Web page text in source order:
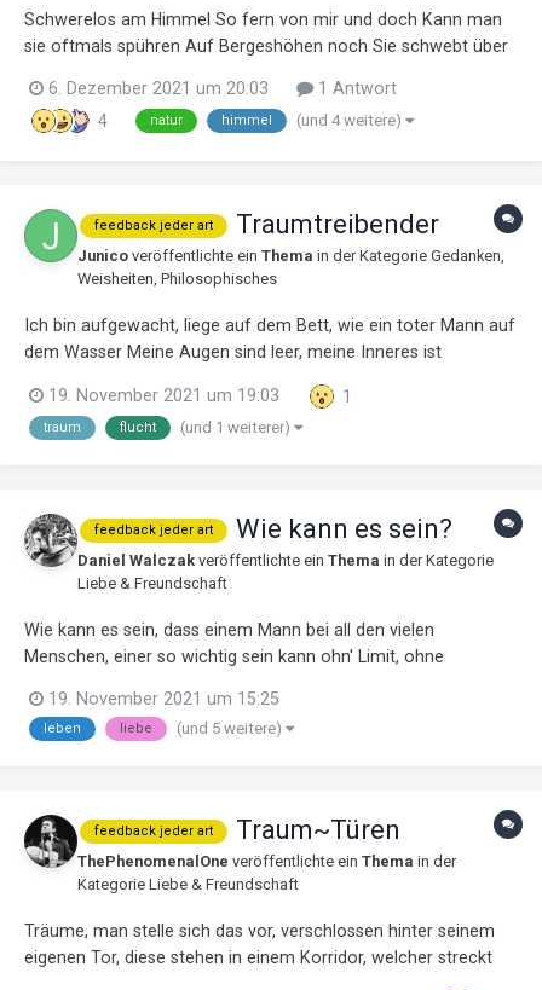
Schwerelos am Himmel So fern von mir und doch Kann man
sie oftmals spühren Auf Bergeshöhen noch Sie schwebt über
Zorn keine Liebe oder Frust Sie weiß nicht wer ich bin Sie
kennt nicht meinen Namen Tr...
6. Dezember 2021 um 20:03
1 Antwort
4
natur himmel (und 4 weitere)
feedback jeder art Traumtreibender
Junico veröffentlichte ein Thema in der Kategorie Gedanken,
Weisheiten, Philosophisches
Ich bin aufgewacht, liege auf dem Bett, wie ein toter Mann auf
dem Wasser Meine Augen sind leer, meine Inneres ist
Hauch des Sonnenlichts Er verschwindet vor meinen Augen,
wie ein sanfter Blitz Ich schaue auf die Bilder an meiner...
19. November 2021 um 19:03 1
traum flucht (und 1 weiterer)
feedback jeder art Wie kann es sein?
Daniel Walczak veröffentlichte ein Thema in der Kategorie
Liebe & Freundschaft
Wie kann es sein, dass einem Mann bei all den vielen
Menschen, einer so wichtig sein kann ohn' Limit, ohne
„Lieber Mann, ich mag dich nie und nimmer mehr, weil ich nicht
mit dir kann“. So den...
19. November 2021 um 15:25
leben liebe (und 5 weitere)
feedback jeder art Traum~Türen
ThePhenomenalOne veröffentlichte ein Thema in der
Kategorie Liebe & Freundschaft
Träume, man stelle sich das vor, verschlossen hinter seinem
eigenen Tor, diese stehen in einem Korridor, welcher streckt